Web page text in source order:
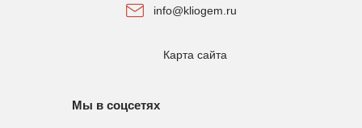
info@kliogem.ru
Карта сайта
Мы в соцсетях